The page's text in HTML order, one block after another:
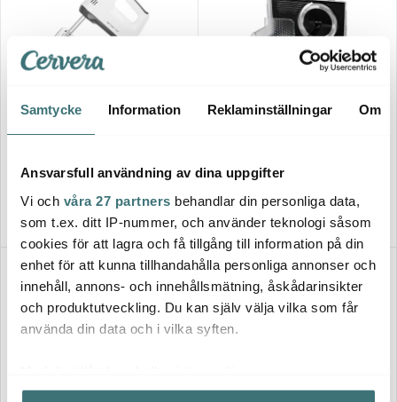
Samtycke Information Reklaminställningar Om
Ansvarsfull användning av dina uppgifter
Vi och våra 27 partners behandlar din personliga data,
som t.ex. ditt IP-nummer, och använder teknologi såsom
cookies för att lagra och få tillgång till information på din
enhet för att kunna tillhandahålla personliga annonser och
innehåll, annons- och innehållsmätning, åskådarinsikter
och produktutveckling. Du kan själv välja vilka som får
använda din data och i vilka syften.
Samla in information om din geografiska plats som
Emerio
Elvisp HM-130365 400W vit
Emerio
I lager
BRA DEAL